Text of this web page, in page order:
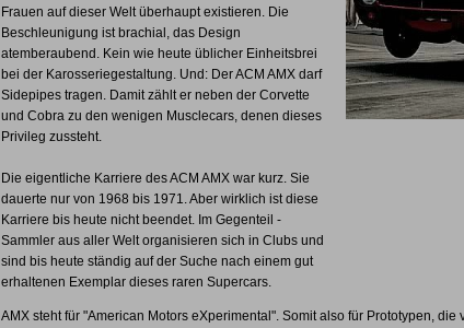
Frauen auf dieser Welt überhaupt existieren. Die
Beschleunigung ist brachial, das Design
atemberaubend. Kein wie heute üblicher Einheitsbrei
bei der Karosseriegestaltung. Und: Der ACM AMX darf
Sidepipes tragen. Damit zählt er neben der Corvette
und Cobra zu den wenigen Musclecars, denen dieses
Privileg zussteht.
Die eigentliche Karriere des ACM AMX war kurz. Sie
dauerte nur von 1968 bis 1971. Aber wirklich ist diese
Karriere bis heute nicht beendet. Im Gegenteil -
Sammler aus aller Welt organisieren sich in Clubs und
sind bis heute ständig auf der Suche nach einem gut
erhaltenen Exemplar dieses raren Supercars.
AMX steht für "American Motors eXperimental". Somit also für Prototypen, die